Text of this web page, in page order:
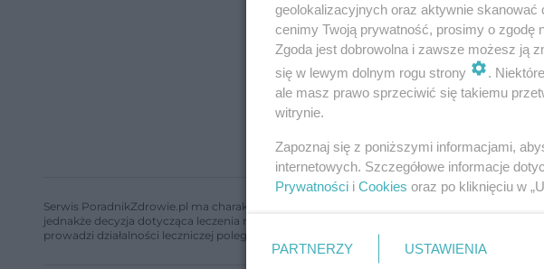
Serwis PoradnikZdrowie.pl ma charakter edukacyjny, nie stanowi i nie zastępuje porady
jednakże decyzja dotycząca leczenia należy do lekarza. Redakcja i wydawca serwisu nie
prowadzi działalności leczniczej polegającej na udzielaniu świadczeń zdrowotnych w
geolokalizacyjnych oraz aktywnie
cenimy Twoją prywatność, prosimy o zgodę
Zgoda jest dobrowolna i zawsze możesz ją
się w lewym dolnym rogu strony
.
ale masz prawo sprzeciwić się takiemu
witrynie.
Zapoznaj się z poniższymi informacjami,
internetowych. Szczegółowe informacje
Prywatności i Cookies oraz po kliknięciu w
PARTNERZY USTAWIENIA